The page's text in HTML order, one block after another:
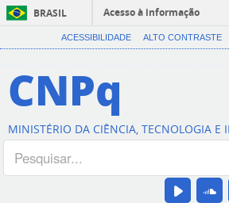
BRASIL
Acesso à informação
ACESSIBILIDADE ALTO CONTRASTE
CNPq
MINISTÉRIO DA CIÊNCIA, TECNOLOGIA E